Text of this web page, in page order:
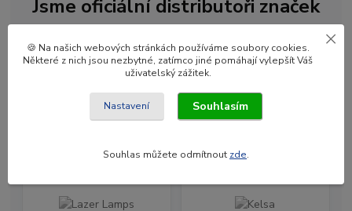
Jsme oficiální distributoři značek
🍪 Na našich webových stránkách používáme soubory cookies.
Některé z nich jsou nezbytné, zatímco jiné pomáhají vylepšít Váš
uživatelský zážitek.
Nastavení Souhlasím
Souhlas můžete odmítnout zde.